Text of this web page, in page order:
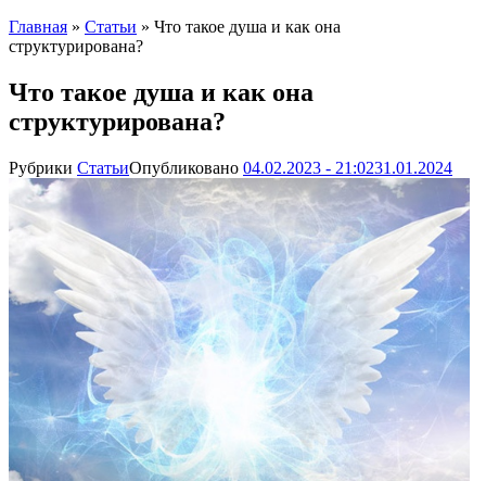
Главная » Статьи » Что такое душа и как она
структурирована?
Что такое душа и как она
структурирована?
Рубрики СтатьиОпубликовано 04.02.2023 - 21:0231.01.2024